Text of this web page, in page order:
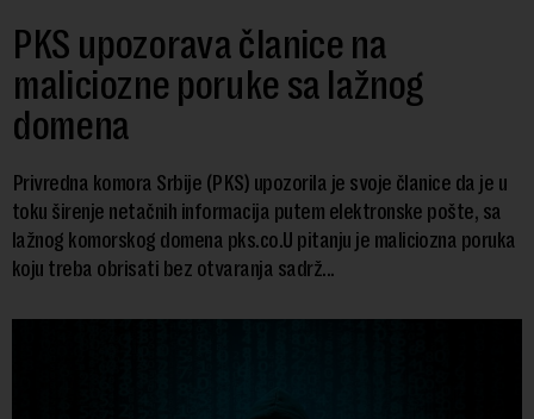
PKS upozorava članice na
maliciozne poruke sa lažnog
domena
Privredna komora Srbije (PKS) upozorila je svoje članice da je u
toku širenje netačnih informacija putem elektronske pošte, sa
lažnog komorskog domena pks.co.U pitanju je maliciozna poruka
koju treba obrisati bez otvaranja sadrž...